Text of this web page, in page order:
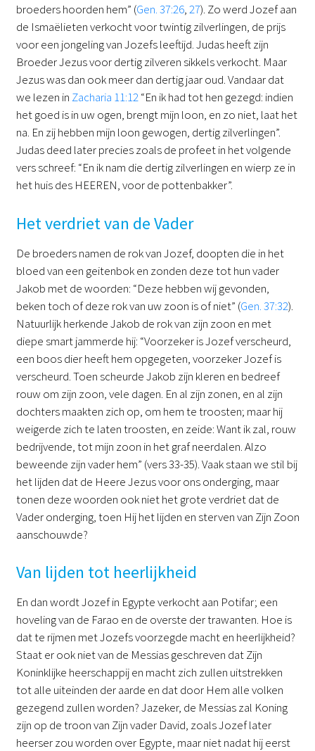
broeders hoorden hem” (Gen. 37:26,27). Zo werd Jozef aan
de Ismaëlieten verkocht voor twintig zilverlingen, de prijs
voor een jongeling van Jozefs leeftijd. Judas heeft zijn
Broeder Jezus voor dertig zilveren sikkels verkocht. Maar
Jezus was dan ook meer dan dertig jaar oud. Vandaar dat
we lezen in Zacharia 11:12“En ik had tot hen gezegd: indien
het goed is in uw ogen, brengt mijn loon, en zo niet, laat het
na. En zij hebben mijn loon gewogen, dertig zilverlingen”.
Judas deed later precies zoals de profeet in het volgende
vers schreef: “En ik nam die dertig zilverlingen en wierp ze in
het huis des HEEREN, voor de pottenbakker”.
Het verdriet van de Vader
De broeders namen de rok van Jozef, doopten die in het
bloed van een geitenbok en zonden deze tot hun vader
Jakob met de woorden: “Deze hebben wij gevonden,
beken toch of deze rok van uw zoon is of niet” (Gen. 37:32).
Natuurlijk herkende Jakob de rok van zijn zoon en met
diepe smart jammerde hij: “Voorzeker is Jozef verscheurd,
een boos dier heeft hem opgegeten, voorzeker Jozef is
verscheurd. Toen scheurde Jakob zijn kleren en bedreef
rouw om zijn zoon, vele dagen. En al zijn zonen, en al zijn
dochters maakten zich op, om hem te troosten; maar hij
weigerde zich te laten troosten, en zeide: Want ik zal, rouw
bedrijvende, tot mijn zoon in het graf neerdalen. Alzo
beweende zijn vader hem” (vers 33-35). Vaak staan we stil bij
het lijden dat de Heere Jezus voor ons onderging, maar
tonen deze woorden ook niet het grote verdriet dat de
Vader onderging, toen Hij het lijden en sterven van Zijn Zoon
aanschouwde?
Van lijden tot heerlijkheid
En dan wordt Jozef in Egypte verkocht aan Potifar; een
hoveling van de Farao en de overste der trawanten. Hoe is
dat te rijmen met Jozefs voorzegde macht en heerlijkheid?
Staat er ook niet van de Messias geschreven dat Zijn
Koninklijke heerschappij en macht zich zullen uitstrekken
tot alle uiteinden der aarde en dat door Hem alle volken
gezegend zullen worden? Jazeker, de Messias zal Koning
zijn op de troon van Zijn vader David, zoals Jozef later
heerser zou worden over Egypte, maar niet nadat hij eerst